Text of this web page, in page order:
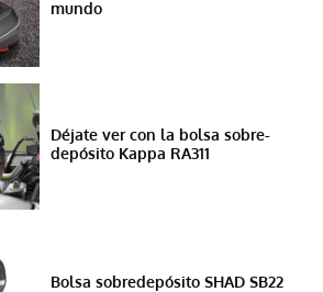
mundo
Déjate ver con la bolsa sobre-
depósito Kappa RA311
Bolsa sobredepósito SHAD SB22